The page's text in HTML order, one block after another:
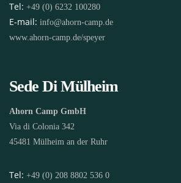
Tel: +49 (0) 6232 100280
E-mail: info@ahorn-camp.de
www.ahorn-camp.de/speyer
Sede Di Mülheim
Ahorn Camp GmbH
Via di Colonia 342
45481 Mülheim an der Ruhr
Tel: +49 (0) 208 8802 536 0